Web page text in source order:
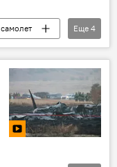
самолет
Еще 4